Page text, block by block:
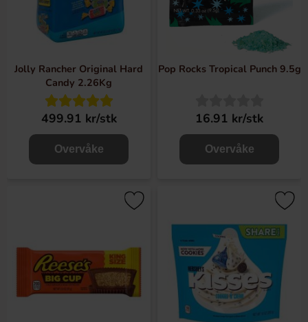
Jolly Rancher Original Hard
Candy 2.26Kg
499.91 kr/stk
Overvåke
Pop Rocks Tropical Punch 9.5g
16.91 kr/stk
Overvåke